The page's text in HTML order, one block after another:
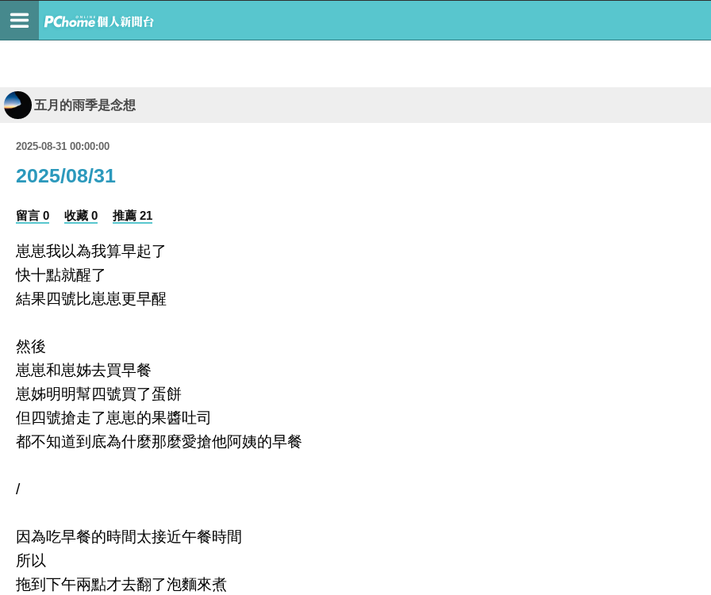
五月的雨季是念想
2025-08-31 00:00:00
2025/08/31
留言 0 收藏 0 推薦 21
崽崽我以為我算早起了
快十點就醒了
結果四號比崽崽更早醒
然後
崽崽和崽姊去買早餐
崽姊明明幫四號買了蛋餅
但四號搶走了崽崽的果醬吐司
都不知道到底為什麼那麼愛搶他阿姨的早餐
/
因為吃早餐的時間太接近午餐時間
所以
拖到下午兩點才去翻了泡麵來煮